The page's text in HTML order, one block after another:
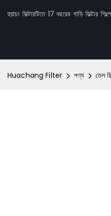
হুয়াচং ফিল্টারটিতে 17 বছরের গাড়ি ফিল্টার
Huachang Filter পণ্য তেল